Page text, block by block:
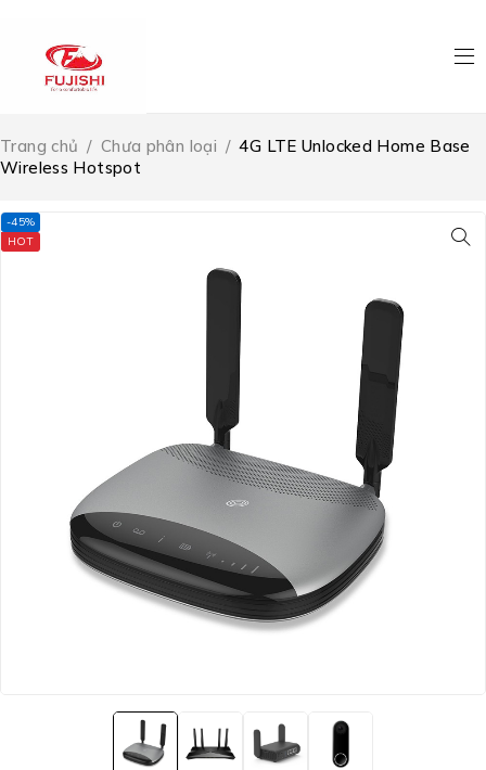
Trang chủ / Chưa phân loại / 4G LTE Unlocked Home Base
Wireless Hotspot
-45%
HOT